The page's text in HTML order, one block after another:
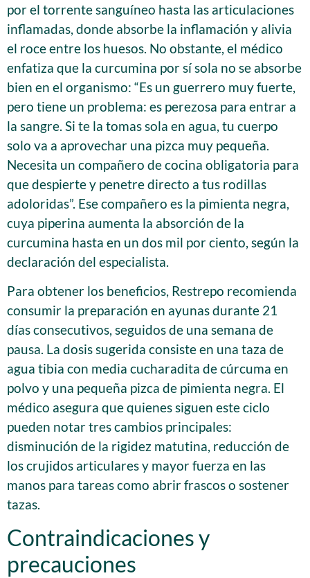
por el torrente sanguíneo hasta las articulaciones
inflamadas, donde absorbe la inflamación y alivia
el roce entre los huesos. No obstante, el médico
enfatiza que la curcumina por sí sola no se absorbe
bien en el organismo: “Es un guerrero muy fuerte,
pero tiene un problema: es perezosa para entrar a
la sangre. Si te la tomas sola en agua, tu cuerpo
solo va a aprovechar una pizca muy pequeña.
Necesita un compañero de cocina obligatoria para
que despierte y penetre directo a tus rodillas
adoloridas”. Ese compañero es la pimienta negra,
cuya piperina aumenta la absorción de la
curcumina hasta en un dos mil por ciento, según la
declaración del especialista.
Para obtener los beneficios, Restrepo recomienda
consumir la preparación en ayunas durante 21
días consecutivos, seguidos de una semana de
pausa. La dosis sugerida consiste en una taza de
agua tibia con media cucharadita de cúrcuma en
polvo y una pequeña pizca de pimienta negra. El
médico asegura que quienes siguen este ciclo
pueden notar tres cambios principales:
disminución de la rigidez matutina, reducción de
los crujidos articulares y mayor fuerza en las
manos para tareas como abrir frascos o sostener
tazas.
Contraindicaciones y
precauciones